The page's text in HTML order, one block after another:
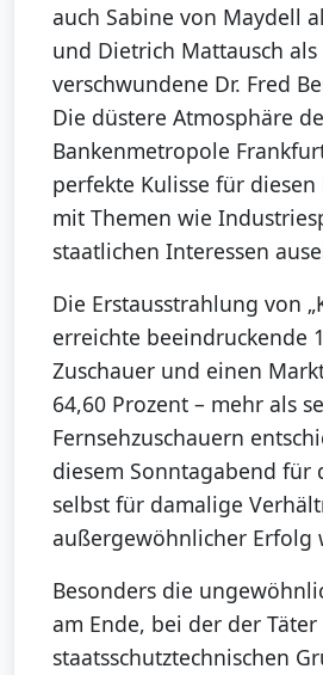
auch Sabine von Maydell
und Dietrich Mattausch
verschwundene Dr. Fred
Die düstere Atmosphäre
Bankenmetropole
perfekte Kulisse für
mit Themen wie
staatlichen Interessen
Die Erstausstrahlung von
erreichte beeindruckende
Zuschauer und einen
64,60 Prozent – mehr als
Fernsehzuschauern
diesem Sonntagabend für
selbst für damalige
außergewöhnlicher Erfolg
Besonders die
am Ende, bei der der Täter
staatsschutztechnischen